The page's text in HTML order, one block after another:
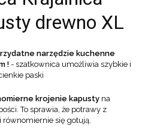
drewno XL
narzędzie kuchenne
! - szatkownica umożliwia szybkie i
paski
krojenie kapusty na
To sprawia, że potrawy z
równomiernie się gotują.